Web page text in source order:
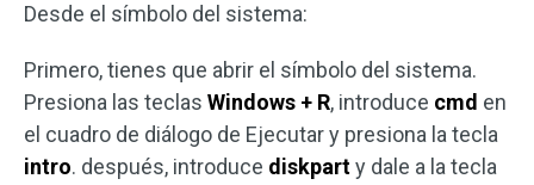
Desde el símbolo del sistema:
Primero, tienes que abrir el símbolo del sistema.
Presiona las teclas Windows + R, introduce cmd en
el cuadro de diálogo de Ejecutar y presiona la tecla
intro. después, introduce diskparty dale a la tecla